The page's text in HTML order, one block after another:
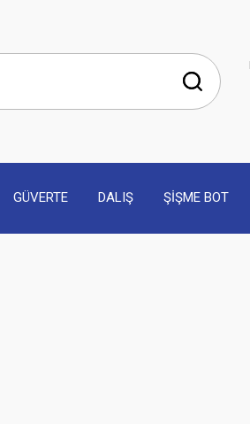
GÜVERTE DALIŞ ŞİŞME BOT